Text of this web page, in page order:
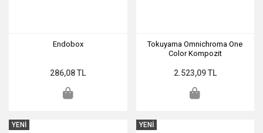
Endobox
286,08 TL
Tokuyama Omnichroma One
Color Kompozit
2.523,09 TL
YENİ YENİ